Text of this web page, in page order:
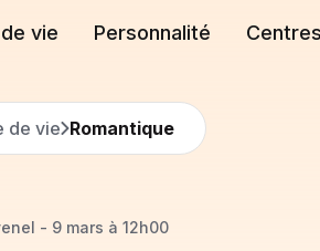
vie Personnalité
de vie Romantique
- 9 mars à 12h00